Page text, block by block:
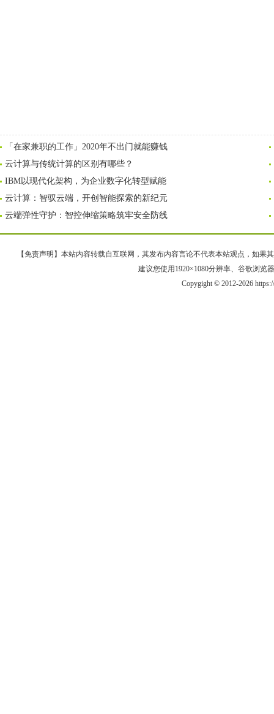
「在家兼职的工作」2020年不出门就能赚钱
云计算与传统计算的区别有哪些？
IBM以现代化架构，为企业数字化转型赋能
云计算：智驭云端，开创智能探索的新纪元
云端弹性守护：智控伸缩策略筑牢安全防线
【免责声明】本站内容转载自互联网，其发布内容言论不代表本站观点，如果
建议您使用1920×1080分辨率、谷歌浏览
Copygight © 2012-2026